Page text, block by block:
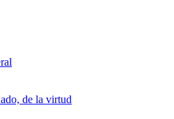
de la virtud